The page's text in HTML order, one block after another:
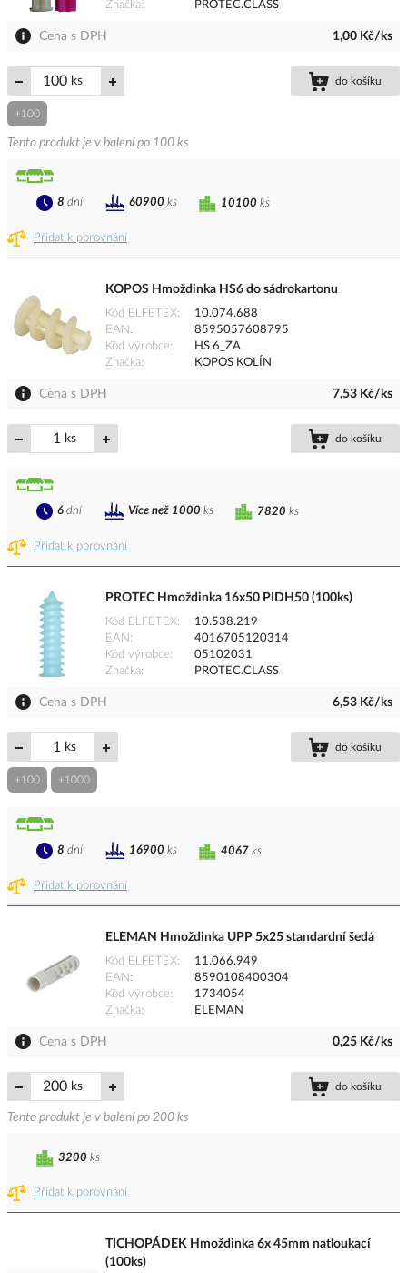
Značka
PROTEC.CLASS
Cena s DPH 1,00 Kč/ks
ks do košíku
+100
Tento produkt je v balení po 100 ks
Přidat k porovnání
10100 ks
8 dní 60900 ks
KOPOS Hmoždinka HS6 do sádrokartonu
Kód ELFETEX
10.074.688
EAN
8595057608795
Kód výrobce
HS 6_ZA
Značka
KOPOS KOLÍN
Cena s DPH 7,53 Kč/ks
ks do košíku
Přidat k porovnání
7820 ks
6 dní Více než 1000 ks
PROTEC Hmoždinka 16x50 PIDH50 (100ks)
Kód ELFETEX
10.538.219
EAN
4016705120314
Kód výrobce
05102031
Značka
PROTEC.CLASS
Cena s DPH 6,53 Kč/ks
ks do košíku
+100 +1000
Přidat k porovnání
4067 ks
8 dní 16900 ks
ELEMAN Hmoždinka UPP 5x25 standardní šedá
Kód ELFETEX
11.066.949
EAN
8590108400304
Kód výrobce
1734054
Značka
ELEMAN
Cena s DPH 0,25 Kč/ks
ks do košíku
Tento produkt je v balení po 200 ks
Přidat k porovnání
3200 ks
TICHOPÁDEK Hmoždinka 6x 45mm natloukací
(100ks)